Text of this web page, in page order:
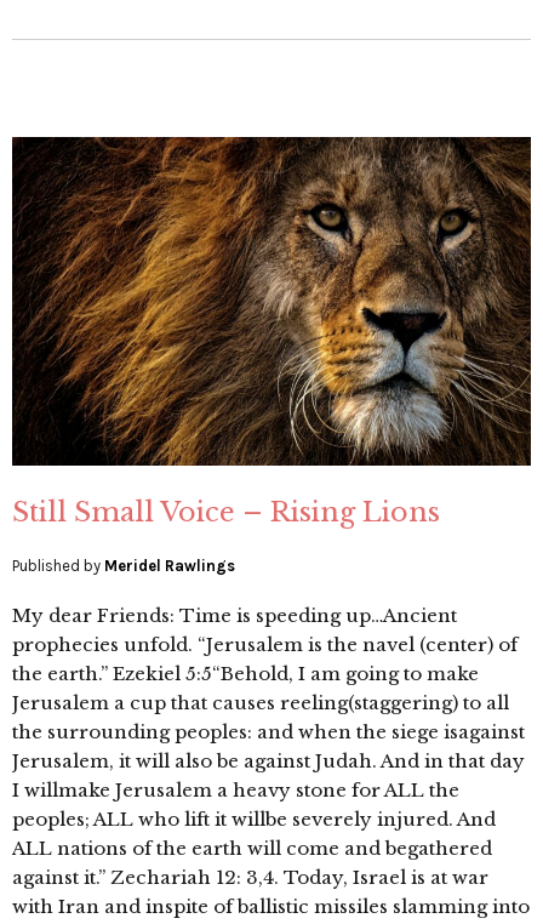
Still Small Voice – Rising Lions
Published by Meridel Rawlings
My dear Friends: Time is speeding up…Ancient
prophecies unfold. “Jerusalem is the navel (center) of
the earth.” Ezekiel 5:5“Behold, I am going to make
Jerusalem a cup that causes reeling(staggering) to all
the surrounding peoples: and when the siege isagainst
Jerusalem, it will also be against Judah. And in that day
I willmake Jerusalem a heavy stone for ALL the
peoples; ALL who lift it willbe severely injured. And
ALL nations of the earth will come and begathered
against it.” Zechariah 12: 3,4. Today, Israel is at war
with Iran and inspite of ballistic missiles slamming into